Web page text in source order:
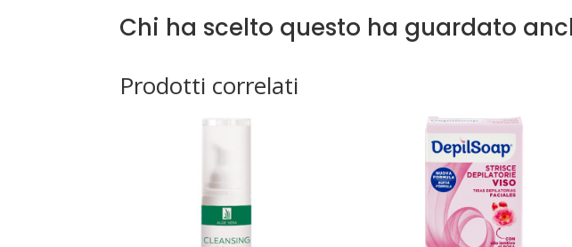
Chi ha scelto questo ha guardato
Prodotti correlati